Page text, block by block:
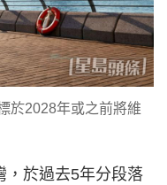
於2028年或之前將維
，於過去5年分段落